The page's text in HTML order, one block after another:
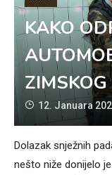
KAKO
12. Januara
Dolazak snježnih
nešto niže donijelo